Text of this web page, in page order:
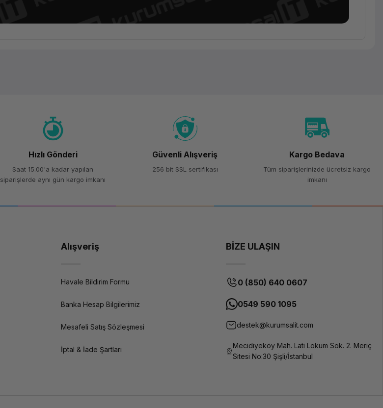
(Elite
Business
Laptop)
EliteBook
(AD2Y9ET)
800 Serisi
Ultra (Series
Zeka (NPU)
Hızlı Gönderi
Saat 15.00'a kadar yapılan
siparişlerde aynı gün kargo imkanı
Güvenli Alışveriş
256 bit SSL sertifikası
Kargo Bedava
Tüm siparişlerinizde ücretsiz kargo
imkanı
Alışveriş
Havale Bildirim Formu
Banka Hesap Bilgilerimiz
Mesafeli Satış Sözleşmesi
İptal & İade Şartları
BİZE ULAŞIN
0 (850) 640 0607
0549 590 1095
destek@kurumsalit.com
Mecidiyeköy Mah. Lati Lokum Sok. 2. Meriç
Sitesi No:30 Şişli/İstanbul